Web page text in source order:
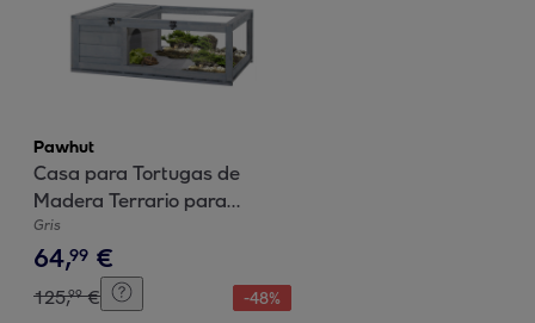
Pawhut
Casa para Tortugas de
Madera Terrario para
Reptiles con Techo de Malla
Paneles Laterales
Transparentes Extraíbles y
Pestillo de Seguridad Caseta
Gris
64,99 €
125,99 € -48%